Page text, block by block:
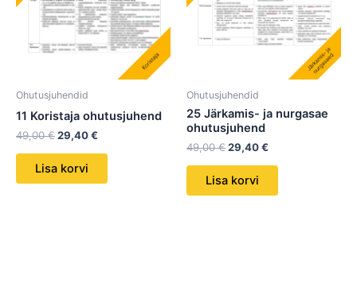
Ohutusjuhendid
11 Koristaja ohutusjuhend
49,00€29,40€
Lisa korvi
Ohutusjuhendid
25 Järkamis- ja nurgasae
ohutusjuhend
49,00€29,40€
Lisa korvi